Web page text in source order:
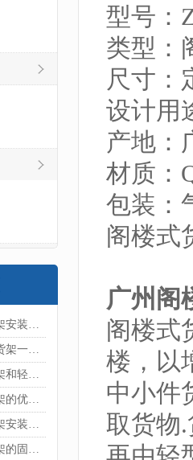
【重型货架】重型货架安装注意事项
【【阁楼货架】阁楼货架一般有哪些用途
【重型货架】重型货架和轻型货架的区别是什么
【重型货架】重型货架的优缺点
【重型货架】重型货架安装需要注意什么？
【重型货架】重型货架的固定方法
型号：
类型：
尺寸：
设计用
产地：
材质：
包装：
阁楼式
广州阁
阁楼式
楼，以
中小件
取货物